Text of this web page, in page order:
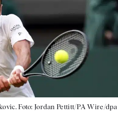
Foto: Jordan Pettitt/PA Wire/dpa